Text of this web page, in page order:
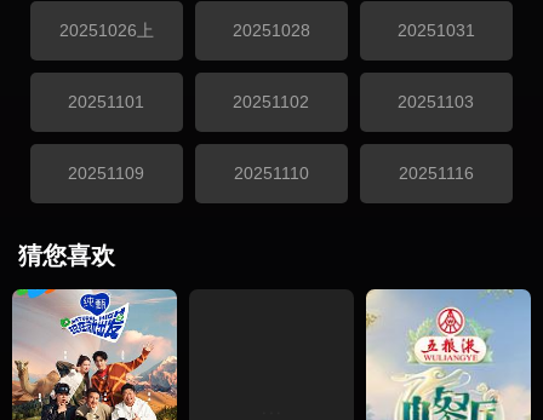
20251026上 20251028 20251031
20251101 20251102 20251103
20251109 20251110 20251116
猜您喜欢